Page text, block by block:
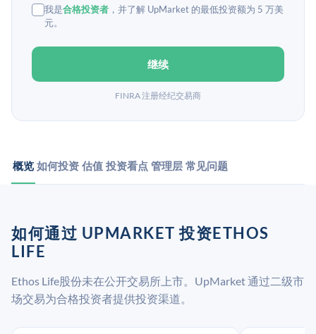
我是合格投资者 ，并了解 UpMarket 的最低投资额为 5 万美
元。
继续
FINRA 注册经纪交易商
概览 如何投资 估值 投资看点 管理层 常见问题
如何通过 UPMARKET 投资ETHOS
LIFE
Ethos Life股份未在公开交易所上市。UpMarket 通过二级市
场交易为合格投资者提供投资渠道。